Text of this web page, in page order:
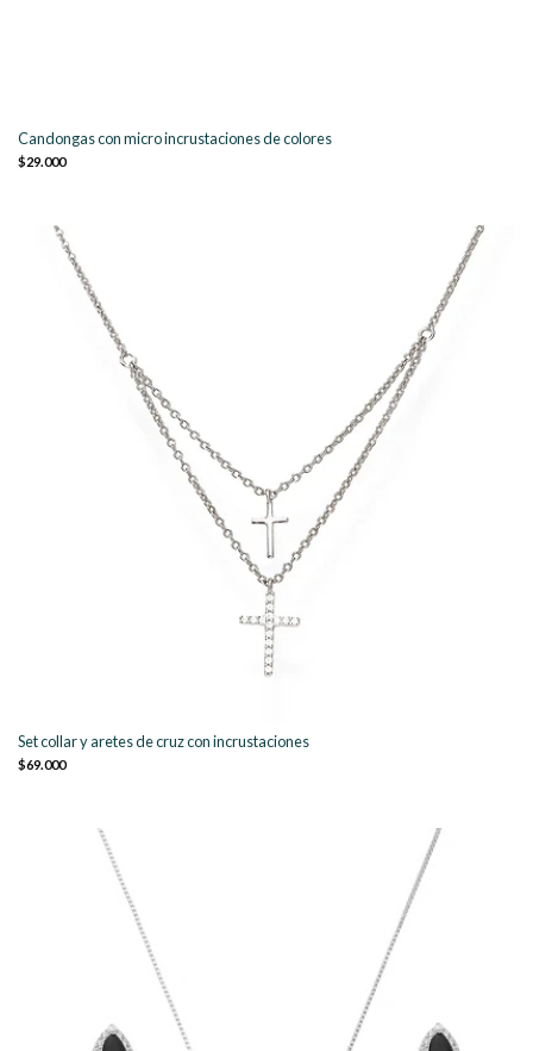
Candongas con micro incrustaciones de colores
$29.000
Set collar y aretes de cruz con incrustaciones
$69.000